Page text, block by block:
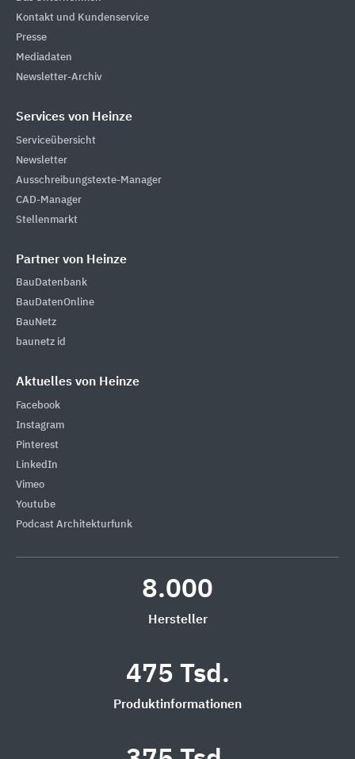
Kontakt und Kundenservice
Presse
Mediadaten
Newsletter-Archiv
Services von Heinze
Serviceübersicht
Newsletter
Ausschreibungstexte-Manager
CAD-Manager
Stellenmarkt
Partner von Heinze
BauDatenbank
BauDatenOnline
BauNetz
baunetz id
Aktuelles von Heinze
Facebook
Instagram
Pinterest
LinkedIn
Vimeo
Youtube
Podcast Architekturfunk
8.000
Hersteller
475 Tsd.
Produktinformationen